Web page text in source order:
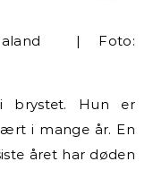
brystet. Hun er
i mange år. En
året har døden